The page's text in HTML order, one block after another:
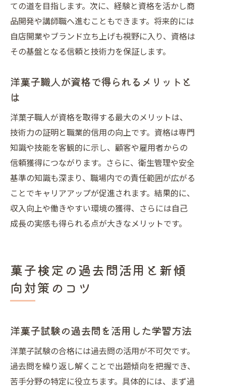
ての道を目指します。次に、経験と資格を活かし商
品開発や講師職へ進むこともできます。将来的には
自店開業やブランド立ち上げも視野に入り、資格は
その基盤となる信頼と技術力を保証します。
洋菓子職人が資格で得られるメリットと
は
洋菓子職人が資格を取得する最大のメリットは、
技術力の証明と職業的信用の向上です。資格は専門
知識や技能を客観的に示し、顧客や雇用者からの
信頼獲得につながります。さらに、衛生管理や安全
基準の知識も深まり、職場内での責任範囲が広がる
ことでキャリアアップが促進されます。結果的に、
収入向上や働きやすい環境の獲得、さらには自己
成長の実感も得られる点が大きなメリットです。
菓子検定の過去問活用と新傾
向対策のコツ
洋菓子試験の過去問を活用した学習方法
洋菓子試験の合格には過去問の活用が不可欠です。
過去問を繰り返し解くことで出題傾向を把握でき、
苦手分野の特定に役立ちます。具体的には、まず過